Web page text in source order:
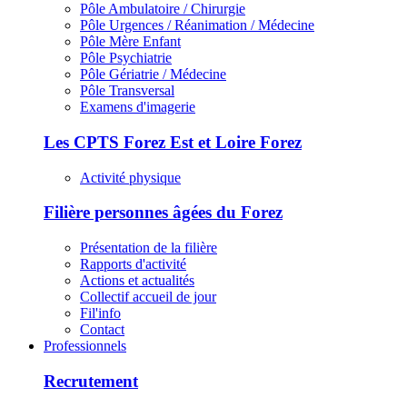
Pôle Ambulatoire / Chirurgie
Pôle Urgences / Réanimation / Médecine
Pôle Mère Enfant
Pôle Psychiatrie
Pôle Gériatrie / Médecine
Pôle Transversal
Examens d'imagerie
Les CPTS Forez Est et Loire Forez
Activité physique
Filière personnes âgées du Forez
Présentation de la filière
Rapports d'activité
Actions et actualités
Collectif accueil de jour
Fil'info
Contact
Professionnels
Recrutement